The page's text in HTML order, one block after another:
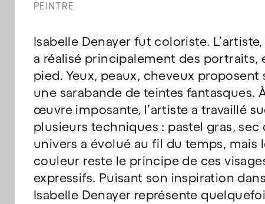
PEINTRE
Isabelle Denayer fut coloriste. L’artiste,
a réalisé principalement des portraits,
pied. Yeux, peaux, cheveux proposent
une sarabande de teintes fantasques.
œuvre imposante, l’artiste a travaillé
plusieurs techniques : pastel gras, sec
univers a évolué au fil du temps, mais
couleur reste le principe de ces
expressifs. Puisant son inspiration
Isabelle Denayer représente